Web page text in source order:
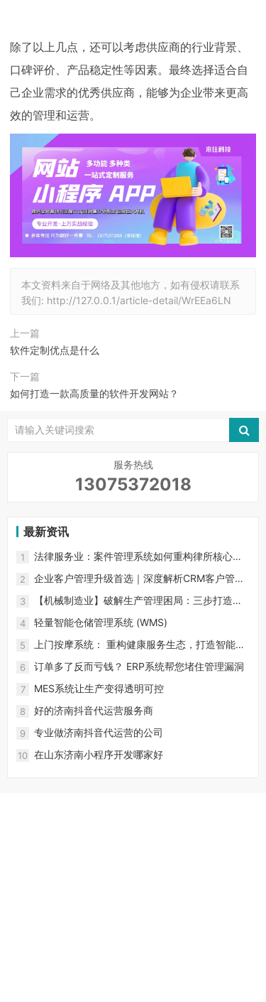
除了以上几点，还可以考虑供应商的行业背景、
口碑评价、产品稳定性等因素。最终选择适合自
己企业需求的优秀供应商，能够为企业带来更高
效的管理和运营。
本文资料来自于网络及其他地方，如有侵权请联系
我们: http://127.0.0.1/article-detail/WrEEa6LN
上一篇
软件定制优点是什么
下一篇
如何打造一款高质量的软件开发网站？
服务热线
13075372018
最新资讯
1
法律服务业：案件管理系统如何重构律所核心竞
争力？ 行业生产力困局
2
企业客户管理升级首选｜深度解析CRM客户管理
系统的核心功能与价值
3
【机械制造业】破解生产管理困局：三步打造数
字化智能工厂
4 轻量智能仓储管理系统 (WMS)
5
上门按摩系统： 重构健康服务生态，打造智能化
预约服务新体验
6 订单多了反而亏钱？ ERP系统帮您堵住管理漏洞
7 MES系统让生产变得透明可控
8 好的济南抖音代运营服务商
9 专业做济南抖音代运营的公司
10 在山东济南小程序开发哪家好